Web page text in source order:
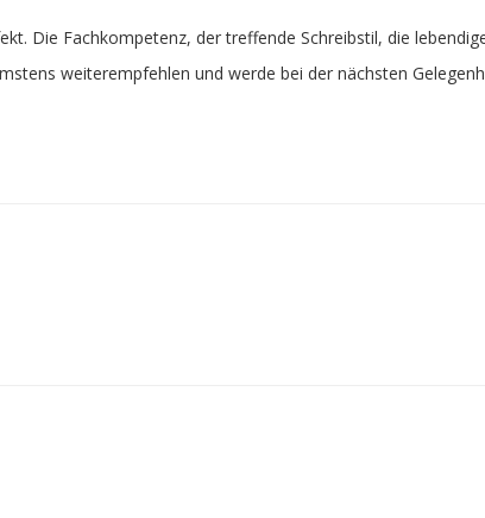
Die Fachkompetenz, der treffende Schreibstil, die
weiterempfehlen und werde bei der nächsten